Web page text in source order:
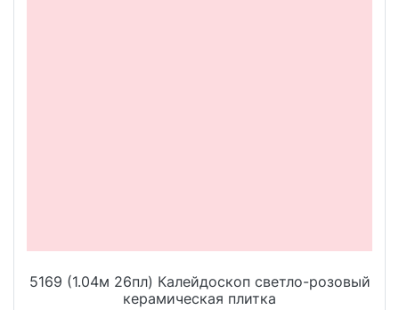
5169 (1.04м 26пл) Калейдоскоп светло-розовый
керамическая плитка